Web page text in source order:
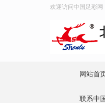
欢迎访问中国足彩
网站首
联系中